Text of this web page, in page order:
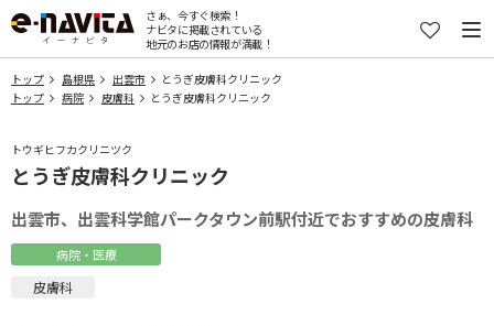
さぁ、今すぐ検索！
ナビタに掲載されている
地元のお店の情報が満載！
トップ 島根県 出雲市
とうぎ皮膚科クリニック
トップ
病院 皮膚科 とうぎ皮膚科クリニック
トウギヒフカクリニツク
とうぎ皮膚科クリニック
出雲市、出雲科学館パークタウン前駅付近でおすすめの皮膚科
病院・医療
皮膚科